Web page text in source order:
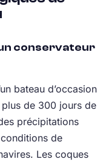
conservateur
bateau d’occasion
de 300 jours de
précipitations
de
Les coques